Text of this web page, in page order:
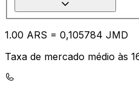
1.00 ARS = 0,105784 JMD
Taxa de mercado médio às